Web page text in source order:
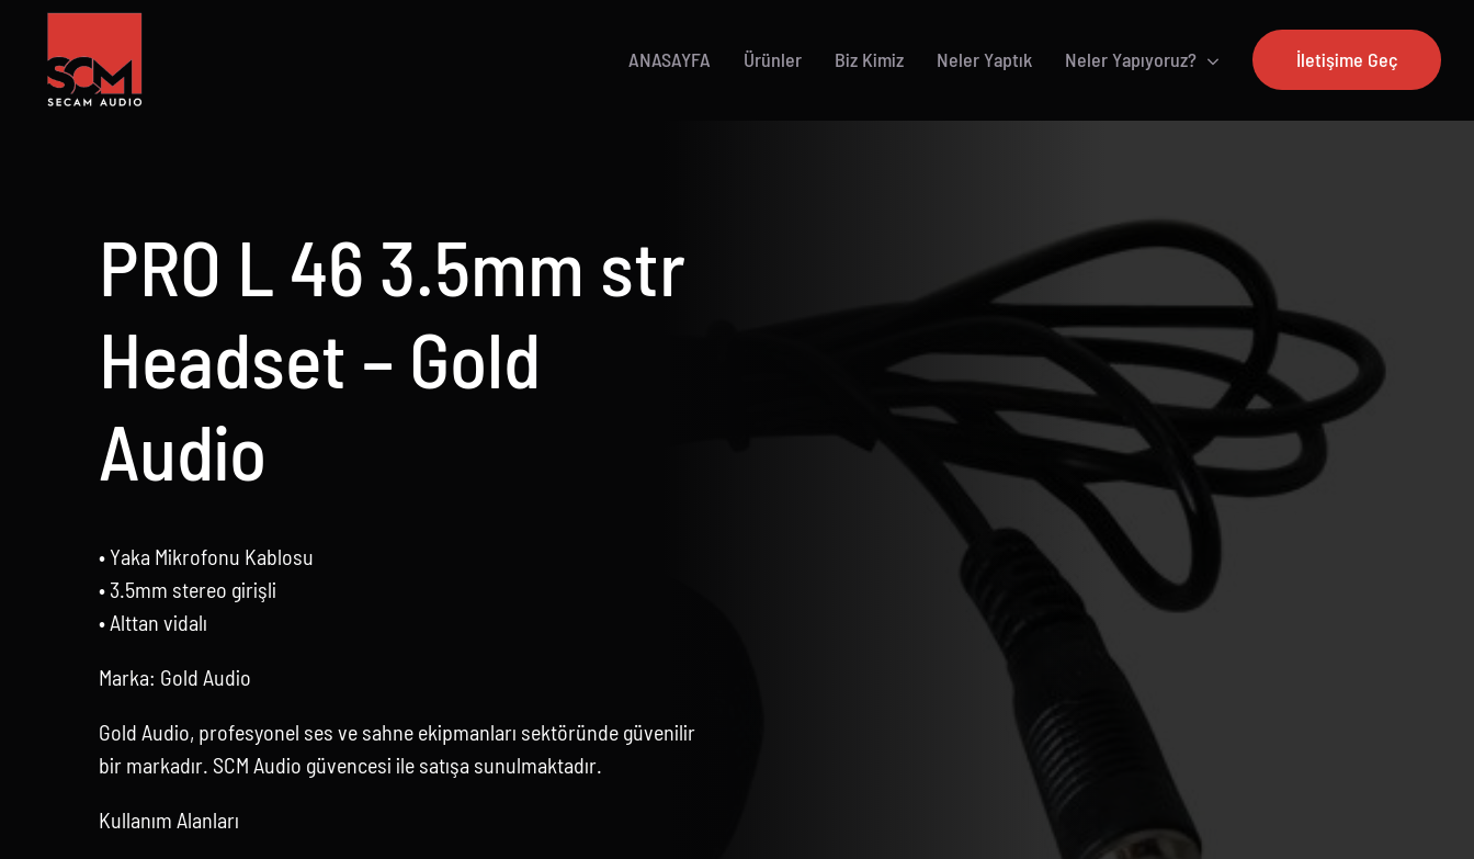
content
ANASAYFA Ürünler Biz Kimiz Neler Yaptık Neler Yapıyoruz? İletişime Geç
PRO L 46 3.5mm str
Headset – Gold
Audio
• Yaka Mikrofonu Kablosu
• 3.5mm stereo girişli
• Alttan vidalı
Marka: Gold Audio
Gold Audio, profesyonel ses ve sahne ekipmanları sektöründe güvenilir
bir markadır. SCM Audio güvencesi ile satışa sunulmaktadır.
Kullanım Alanları